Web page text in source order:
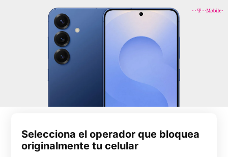
Selecciona el operador que bloquea
originalmente tu celular